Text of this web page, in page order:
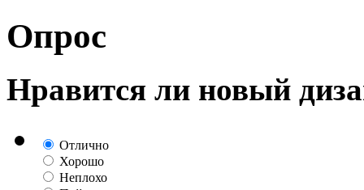
Опрос
Нравится ли новый
Отлично
Хорошо
Неплохо